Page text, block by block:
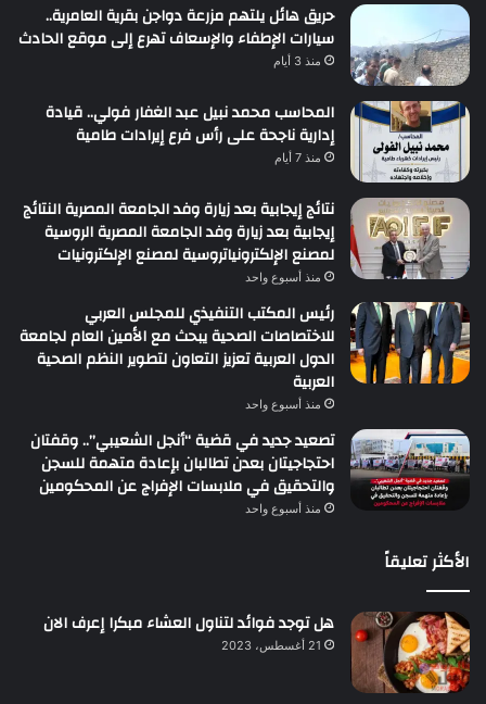
حريق هائل يلتهم مزرعة دواجن بقرية العامرية..
سيارات الإطفاء والإسعاف تهرع إلى موقع الحادث
منذ 3 أيام
المحاسب محمد نبيل عبد الغفار فولي.. قيادة
إدارية ناجحة على رأس فرع إيرادات طامية
منذ 7 أيام
نتائج إيجابية بعد زيارة وفد الجامعة المصرية النتائج
إيجابية بعد زيارة وفد الجامعة المصرية الروسية
لمصنع الإلكترونياتروسية لمصنع الإلكترونيات
منذ أسبوع واحد
رئيس المكتب التنفيذي للمجلس العربي
للاختصاصات الصحية يبحث مع الأمين العام لجامعة
الدول العربية تعزيز التعاون لتطوير النظم الصحية
العربية
منذ أسبوع واحد
تصعيد جديد في قضية “أنجل الشعيبي”.. وقفتان
احتجاجيتان بعدن تطالبان بإعادة متهمة للسجن
والتحقيق في ملابسات الإفراج عن المحكومين
منذ أسبوع واحد
الأكثر تعليقاً
هل توجد فوائد لتناول العشاء مبكرا إعرف الان
21 أغسطس، 2023